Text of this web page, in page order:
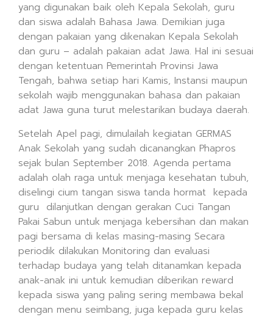
yang digunakan baik oleh Kepala Sekolah, guru
dan siswa adalah Bahasa Jawa. Demikian juga
dengan pakaian yang dikenakan Kepala Sekolah
dan guru – adalah pakaian adat Jawa. Hal ini sesuai
dengan ketentuan Pemerintah Provinsi Jawa
Tengah, bahwa setiap hari Kamis, Instansi maupun
sekolah wajib menggunakan bahasa dan pakaian
adat Jawa guna turut melestarikan budaya daerah.
Setelah Apel pagi, dimulailah kegiatan GERMAS
Anak Sekolah yang sudah dicanangkan Phapros
sejak bulan September 2018. Agenda pertama
adalah olah raga untuk menjaga kesehatan tubuh,
diselingi cium tangan siswa tanda hormat kepada
guru dilanjutkan dengan gerakan Cuci Tangan
Pakai Sabun untuk menjaga kebersihan dan makan
pagi bersama di kelas masing-masing Secara
periodik dilakukan Monitoring dan evaluasi
terhadap budaya yang telah ditanamkan kepada
anak-anak ini untuk kemudian diberikan reward
kepada siswa yang paling sering membawa bekal
dengan menu seimbang, juga kepada guru kelas